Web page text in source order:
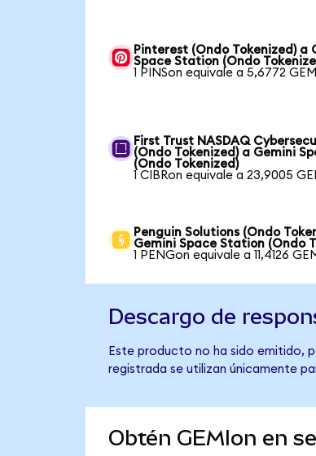
Pinterest (Ondo Tokenized) a
Space Station (Ondo
1 PINSon equivale a 5,6772
First Trust NASDAQ
(Ondo Tokenized) a Gemini
(Ondo Tokenized)
1 CIBRon equivale a 23,9005
Penguin Solutions (Ondo
Gemini Space Station (Ondo
1 PENGon equivale a 11,4126
Descargo de
Este producto no ha sido emitido,
registrada se utilizan únicamente
Obtén GEMIon en